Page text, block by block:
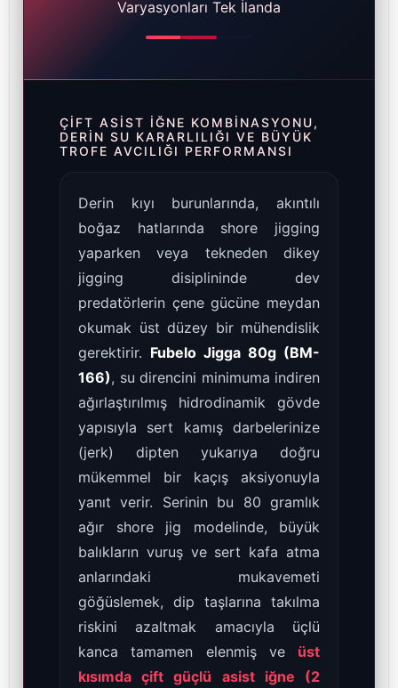
Varyasyonları Tek İlanda
ÇIFT ASIST İĞNE KOMBINASYONU,
DERIN SU KARARLILIĞI VE BÜYÜK
TROFE AVCILIĞI PERFORMANSI
Derin kıyı burunlarında, akıntılı
boğaz hatlarında shore jigging
yaparken veya tekneden dikey
jigging disiplininde dev
predatörlerin çene gücüne meydan
okumak üst düzey bir mühendislik
gerektirir. Fubelo Jigga 80g (BM-
166), su direncini minimuma indiren
ağırlaştırılmış hidrodinamik gövde
yapısıyla sert kamış darbelerinize
(jerk) dipten yukarıya doğru
mükemmel bir kaçış aksiyonuyla
yanıt verir. Serinin bu 80 gramlık
ağır shore jig modelinde, büyük
balıkların vuruş ve sert kafa atma
anlarındaki mukavemeti
göğüslemek, dip taşlarına takılma
riskini azaltmak amacıyla üçlü
kanca tamamen elenmiş ve üst
kısımda çift güçlü asist iğne (2